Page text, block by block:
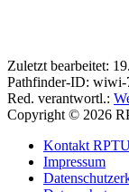
Zuletzt bearbeitet:
Pathfinder-ID: wiwi-
Red. verantwortl.:
Copyright © 2026
Kontakt
Impressum